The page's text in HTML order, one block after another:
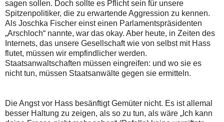
sagen sollen. Doch sollte es Pflicht sein für unsere
Spitzenpolitiker, die zu erwartende Aggression zu kennen.
Als Joschka Fischer einst einen Parlamentspräsidenten
„Arschloch“ nannte, war das okay. Aber heute, in Zeiten des
Internets, das unsere Gesellschaft wie von selbst mit Hass
flutet, müssen wir empfindlicher werden.
Staatsanwaltschaften müssen eingreifen: und wo sie es
nicht tun, müssen Staatsanwälte gegen sie ermitteln.
Die Angst vor Hass besänftigt Gemüter nicht. Es ist allemal
besser Haltung zu zeigen, als so zu tun, als wäre „Ich kann